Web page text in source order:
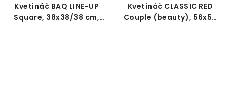
Kvetináč BAQ LINE-UP
Square, 38x38/38 cm,
Kvetináč CLASSIC RED
Couple (beauty), 56x50